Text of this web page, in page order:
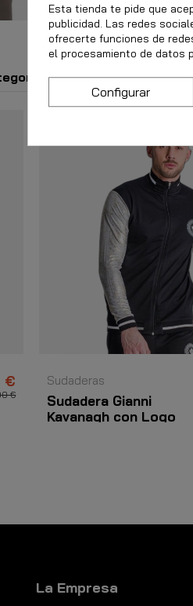
€
€
Sudaderas
Sudadera Gianni
Kavanagh con Logo
La Empresa
Esta tienda te pide que
publicidad. Las redes
ofrecerte funciones de
el procesamiento de datos
Configurar